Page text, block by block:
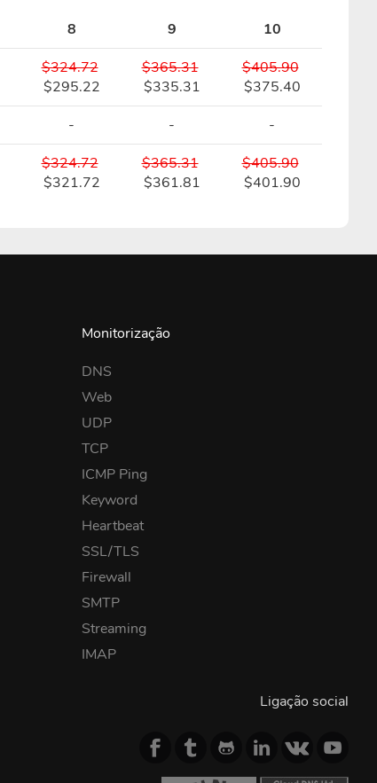
8 9
10
$324.72
$295.22
$365.31
$335.31
$405.90
$375.40
- -
-
$324.72
$321.72
$365.31
$361.81
$405.90
$401.90
Monitorização
DNS
Web
UDP
TCP
ICMP Ping
Keyword
Heartbeat
SSL/TLS
Firewall
SMTP
Streaming
IMAP
Ligação social